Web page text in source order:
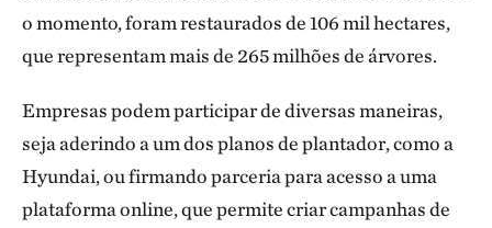
o momento, foram restaurados de 106 mil hectares,
que representam mais de 265 milhões de árvores.
Empresas podem participar de diversas maneiras,
seja aderindo a um dos planos de plantador, como a
Hyundai, ou firmando parceria para acesso a uma
plataforma online, que permite criar campanhas de